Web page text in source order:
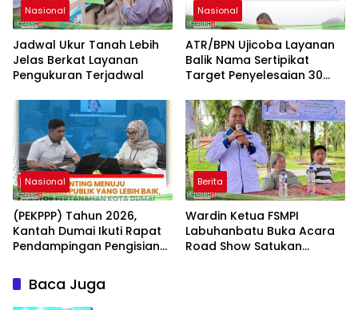
Nasional
Jadwal Ukur Tanah Lebih
Jelas Berkat Layanan
Pengukuran Terjadwal
Nasional
ATR/BPN Ujicoba Layanan
Balik Nama Sertipikat
Target Penyelesaian 30
Nasional
(PEKPPP) Tahun 2026,
Kantah Dumai Ikuti Rapat
Pendampingan Pengisian
Berita
Wardin Ketua FSMPI
Labuhanbatu Buka Acara
Road Show Satukan
Baca Juga